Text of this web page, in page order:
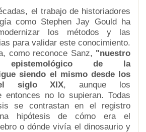
el trabajo de historiadores
como Stephen Jay Gould ha
los métodos y las
para validar este conocimiento.
como reconoce Sanz, "nuestro
epistemológico de la
siendo el mismo desde los
siglo XIX, aunque los
entonces no lo supieran. Todas
se contrastan en el registro
hipótesis de cómo era el
o dónde vivía el dinosaurio y